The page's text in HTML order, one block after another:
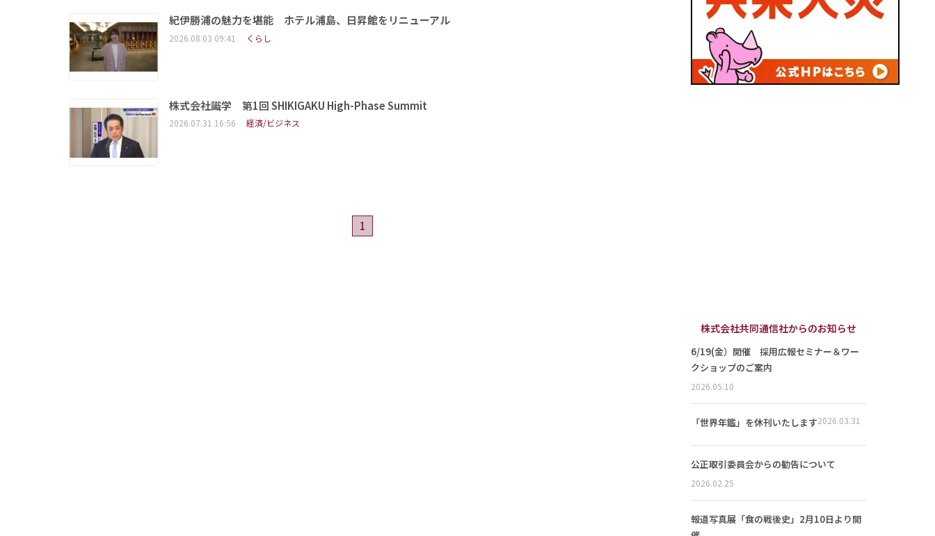
紀伊勝浦の魅力を堪能 ホテル浦島、日昇館をリニューアル
2026.08.03 09:41 くらし
株式会社識学 第1回 SHIKIGAKU High-Phase Summit
2026.07.31 16:56 経済/ビジネス
1
株式会社共同通信社からのお知らせ
6/19(金）開催 採用広報セミナー＆ワー
クショップのご案内
2026.05.10
「世界年鑑」を休刊いたします2026.03.31
公正取引委員会からの勧告について
2026.02.25
報道写真展「食の戦後史」2月10日より開